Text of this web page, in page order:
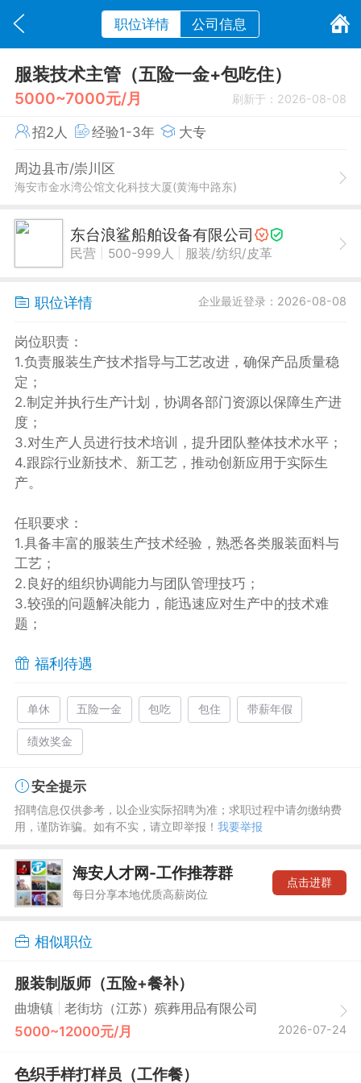
职位详情 公司信息
服装技术主管（五险一金+包吃住）
5000~7000元/月 刷新于：2026-08-08
招2人 经验1-3年 大专
周边县市/崇川区
海安市金水湾公馆文化科技大厦(黄海中路东)
东台浪鲨船舶设备有限公司
民营 500-999人 服装/纺织/皮革
职位详情 企业最近登录：2026-08-08
岗位职责：
1.负责服装生产技术指导与工艺改进，确保产品质量稳
定；
2.制定并执行生产计划，协调各部门资源以保障生产进
度；
3.对生产人员进行技术培训，提升团队整体技术水平；
4.跟踪行业新技术、新工艺，推动创新应用于实际生
产。
任职要求：
1.具备丰富的服装生产技术经验，熟悉各类服装面料与
工艺；
2.良好的组织协调能力与团队管理技巧；
3.较强的问题解决能力，能迅速应对生产中的技术难
题；
福利待遇
单休 五险一金 包吃 包住 带薪年假
绩效奖金
安全提示
招聘信息仅供参考，以企业实际招聘为准；求职过程中请勿缴纳费
用，谨防诈骗。如有不实，请立即举报！ 我要举报
海安人才网-工作推荐群
每日分享本地优质高薪岗位
点击进群
相似职位
服装制版师（五险+餐补）
曲塘镇 老街坊（江苏）殡葬用品有限公司
5000~12000元/月 2026-07-24
色织手样打样员（工作餐）